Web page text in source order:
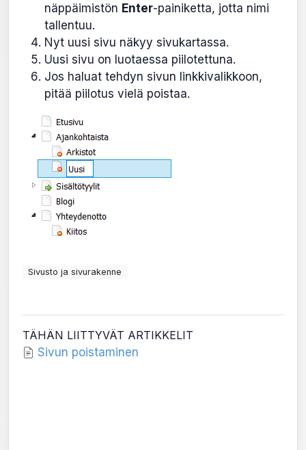
näppäimistön Enter-painiketta, jotta nimi
tallentuu.
Nyt uusi sivu näkyy sivukartassa.
Uusi sivu on luotaessa piilotettuna.
Jos haluat tehdyn sivun linkkivalikkoon,
pitää piilotus vielä poistaa.
Sivusto ja sivurakenne
TÄHÄN LIITTYVÄT ARTIKKELIT
Sivun poistaminen